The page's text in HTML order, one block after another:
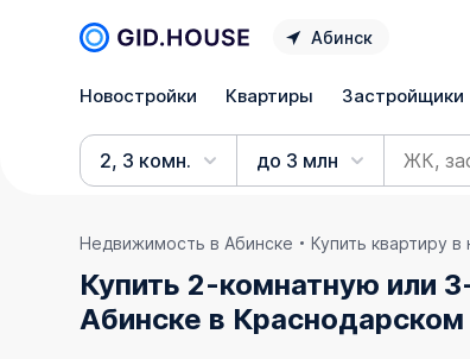
Абинск
Новостройки Квартиры Застройщики
2, 3 комн. до 3 млн
Недвижимость в Абинске Купить квартиру в
Купить 2-комнатную или
Абинске в Краснодарском